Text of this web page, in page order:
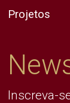
Projetos
Inscreva-